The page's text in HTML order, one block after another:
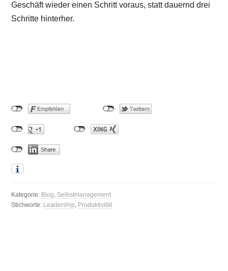
Geschäft wieder einen Schritt voraus, statt dauernd drei
Schritte hinterher.
Kategorie: Blog, Selbstmanagement
Stichworte: Leadership, Produktivität